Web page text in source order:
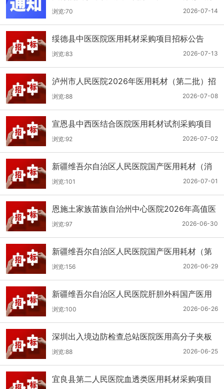
通知
2026-07-14
浏览:70
绥德县中医医院医用耗材采购项目招标公告
2026-07-13
浏览:83
泸州市人民医院2026年医用耗材（第二批）招
标公告
2026-07-08
浏览:88
宣恩县中西医结合医院医用耗材试剂采购项目
（消毒、普通耗材）公开招标公告
2026-07-02
浏览:92
新疆维吾尔自治区人民医院国产医用耗材（消
化科氢气检测产品耗材）采购项目单一来源公
示
2026-07-01
浏览:101
恩施土家族苗族自治州中心医院2026年高值医
用耗材（国产）采购项目第二次公开招标公告
2026-06-30
浏览:97
新疆维吾尔自治区人民医院国产医用耗材（第
二十三批）采购项目公开招标公告
2026-06-29
浏览:156
新疆维吾尔自治区人民医院肝胆外科国产医用
耗材采购项目公开招标公告
2026-06-26
浏览:100
深圳出入境边防检查总站医院医用高分子夹板
医用耗材采购项目更正公告
2026-06-25
浏览:88
宜良县第二人民医院血透类医用耗材采购项目